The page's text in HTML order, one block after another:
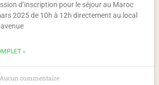
d’inscription pour le séjour au Maroc
2025 de 10h à 12h directement au local
»
Aucun commentaire